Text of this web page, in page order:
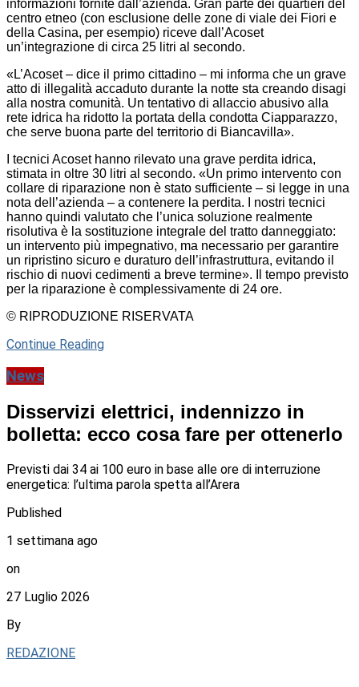
informazioni fornite dall’azienda. Gran parte dei quartieri del
centro etneo (con esclusione delle zone di viale dei Fiori e
della Casina, per esempio) riceve dall’Acoset
un’integrazione di circa 25 litri al secondo.
«L’Acoset – dice il primo cittadino – mi informa che un grave
atto di illegalità accaduto durante la notte sta creando disagi
alla nostra comunità. Un tentativo di allaccio abusivo alla
rete idrica ha ridotto la portata della condotta Ciapparazzo,
che serve buona parte del territorio di Biancavilla».
I tecnici Acoset hanno rilevato una grave perdita idrica,
stimata in oltre 30 litri al secondo. «Un primo intervento con
collare di riparazione non è stato sufficiente – si legge in una
nota dell’azienda – a contenere la perdita. I nostri tecnici
hanno quindi valutato che l’unica soluzione realmente
risolutiva è la sostituzione integrale del tratto danneggiato:
un intervento più impegnativo, ma necessario per garantire
un ripristino sicuro e duraturo dell’infrastruttura, evitando il
rischio di nuovi cedimenti a breve termine». Il tempo previsto
per la riparazione è complessivamente di 24 ore.
© RIPRODUZIONE RISERVATA
Continue Reading
News
Disservizi elettrici, indennizzo in
bolletta: ecco cosa fare per ottenerlo
Previsti dai 34 ai 100 euro in base alle ore di interruzione
energetica: l’ultima parola spetta all’Arera
Published
1 settimana ago
on
27 Luglio 2026
By
REDAZIONE